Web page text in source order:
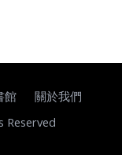
館
關於我們
Reserved